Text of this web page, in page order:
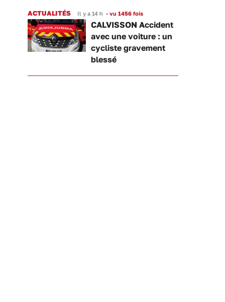
ACTUALITÉS Il y a 14 h • vu 1456 fois
CALVISSON Accident
avec une voiture : un
cycliste gravement
blessé